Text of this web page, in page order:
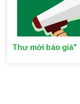
Thư mời báo giá"